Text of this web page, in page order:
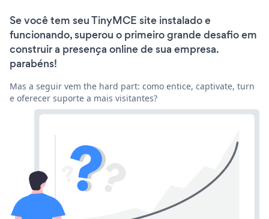
Se você tem seu TinyMCE site instalado e
funcionando, superou o primeiro grande desafio em
construir a presença online de sua empresa.
parabéns!
Mas a seguir vem the hard part: como entice, captivate, turn
e oferecer suporte a mais visitantes?